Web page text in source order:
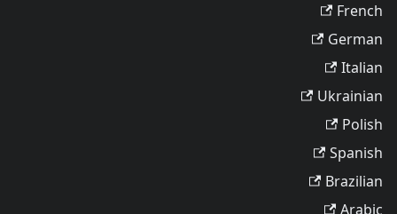
French
German
Italian
Ukrainian
Polish
Spanish
Brazilian
Arabic